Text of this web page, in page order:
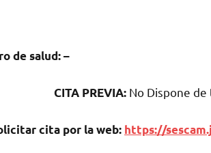
dе salud:–
CITA PREVIA: No Dispone
cita pοr la web: https://